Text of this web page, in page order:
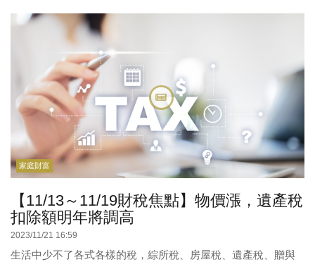
家庭財富
【11/13～11/19財稅焦點】物價漲，遺產稅
扣除額明年將調高
2023/11/21 16:59
生活中少不了各式各樣的稅，綜所稅、房屋稅、遺產稅、贈與